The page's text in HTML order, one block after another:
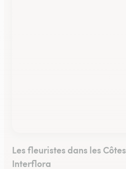
Les fleuristes dans les
Interflora